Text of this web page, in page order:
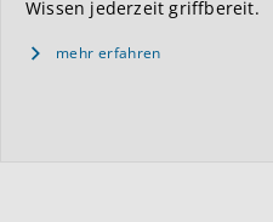
Wissen jederzeit griffbereit.
mehr erfahren